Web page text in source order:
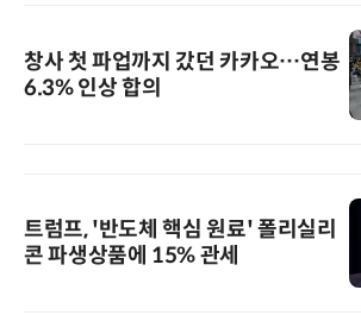
창사 첫 파업까지 갔던 카카오…연봉
6.3% 인상 합의
트럼프, '반도체 핵심 원료' 폴리실리
콘 파생상품에 15% 관세